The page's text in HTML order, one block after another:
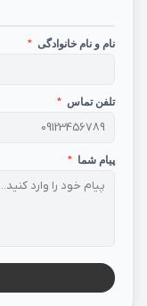
نام و نام خانوادگی *
تلفن تماس *
پیام شما *